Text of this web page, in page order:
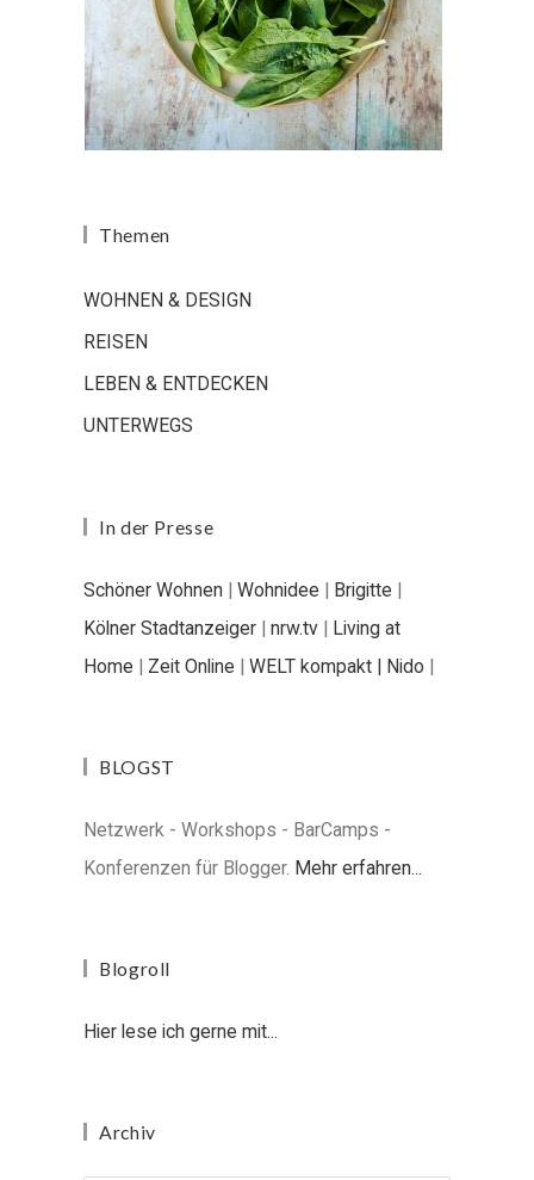
Themen
WOHNEN & DESIGN
REISEN
LEBEN & ENTDECKEN
UNTERWEGS
In der Presse
Schöner Wohnen | Wohnidee | Brigitte |
Kölner Stadtanzeiger | nrw.tv | Living at
Home | Zeit Online | WELT kompakt | Nido |
BLOGST
Netzwerk - Workshops - BarCamps -
Konferenzen für Blogger. Mehr erfahren...
Blogroll
Hier lese ich gerne mit...
Archiv